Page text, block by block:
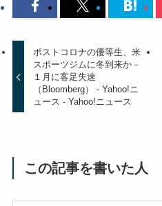
ポストコロナの優等生、米
スポーツジムに冬到来か－
１月に客足失速
（Bloomberg） - Yahoo!ニ
ュース - Yahoo!ニュース
この記事を書いた人